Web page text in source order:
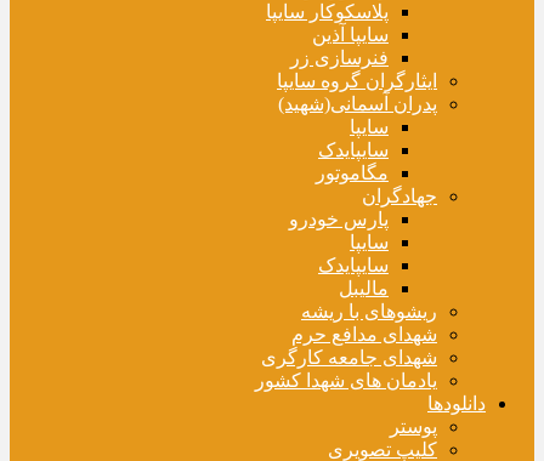
پلاسکوکار سایپا
سایپا آذین
فنرسازی زر
ایثارگران گروه سایپا
پدران آسمانی(شهید)
سایپا
سایپایدک
مگاموتور
جهادگران
پارس خودرو
سایپا
سایپایدک
مالیبل
ریشوهای با ریشه
شهدای مدافع حرم
شهدای جامعه کارگری
یادمان های شهدا کشور
دانلودها
پوستر
کلیپ تصویری